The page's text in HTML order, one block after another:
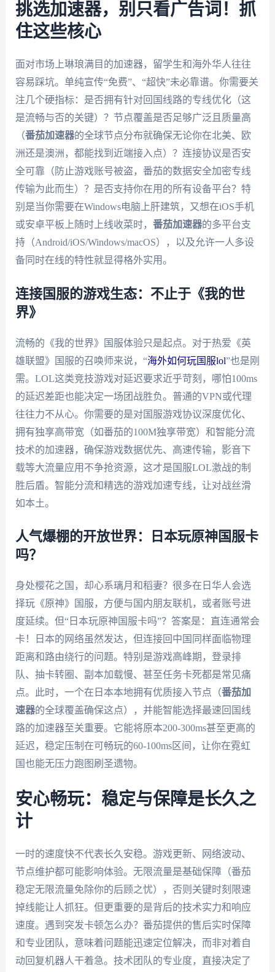
挑选加速器，别只看广告词！抓
住这些核心
面对市场上琳琅满目的加速器，留学生和海外华人往往
容易踩坑。单纯宣传“免费”、“超快”未必靠谱。你需要关
注几个硬指标：是否拥有针对回国线路的专线优化（这
是流畅与否的关键）？节点覆盖是否足够广泛且质量高
（番茄加速器的全球节点分布就确保无论你在北美、欧
洲还是澳洲，都能找到近端接入点）？连接协议是否安
全可靠（防止游戏账号被盗，番茄的数据安全加密专线
传输为此而生）？是否支持你在用的所有设备平台？特
别是当你需要在Windows电脑上肝建筑，又想在iOS手机
或安卓平板上随时上线收菜时， 番茄加速器的多平台支
持（Android/iOS/Windows/macOS），以及允许一人多设
备同时在线的特性就显得格外实用。
连接国服的游戏生态：不止于《我的世
界》
流畅的《我的世界》国服体验只是起点。对于热爱《英
雄联盟》国服的召唤师来说，“海外如何玩国服lol”也是刚
需。LOL这类竞技游戏对延迟要求近乎苛刻，哪怕100ms
的延迟差距也能决定一场团战胜负。普通的VPN或代理
往往力不从心。你需要的是对国服游戏协议深度优化、
拥有独享高带宽（如番茄的100M独享带宽）和智能分流
技术的加速器，确保游戏数据优先、高速传输，影音下
载等大流量应用不争抢资源，这才是国服LOL激战的制
胜后盾。智能分流和精选的游戏加速专线，让对战丝滑
如本土。
人气爆棚的开放世界：日本玩原神国服卡
吗？
身处樱花之国，却心系璃月和稻妻？很多在日华人会选
择玩《原神》国服，方便与国内朋友联机，或者账号进
度延续。但“日本玩原神国服卡吗”？答案是：直连通常会
卡！日本的网络虽然发达，但连接回中国同样面临物理
距离和路由绕行的问题。特别是游戏高峰期，登录排
队、抽卡转圈、副本加载慢、甚至任务卡死都是常见痛
点。此时，一个在日本本地拥有优质接入节点（番茄加
速器的全球覆盖确保这点），并能智能选择最速回国线
路的加速器至关重要。它能将原本200-300ms甚至更高的
延迟，稳定压制在可畅玩的60-100ms区间，让你在霓虹
国也能无压力跑图刷圣遗物。
安心畅玩：稳定与保障是长久之
计
一时的速度快不代表长久安稳。游戏更新、网络波动、
节点维护都可能影响体验。无限流量是基础保障（番茄
稳定无限流量免除你的后顾之忧），否则关键时刻限速
掉线能让人抓狂。但更重要的是背后的技术实力和响应
速度。遇到突发卡顿怎么办？番茄提供的售后实时保障
和专业团队，意味着问题能迅速定位解决，而非对着自
动回复机器人干着急。技术团队的专业度，直接决定了